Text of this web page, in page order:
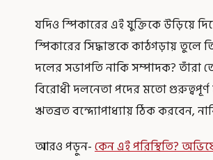
যদিও স্পিকারের এই যুক্তিকে উড়িয়ে
স্পিকারের সিদ্ধান্তকে কাঠগড়ায়
দলের সভাপতি নাকি সম্পাদক? তাঁরা
বিরোধী দলনেতা পদের মতো গুরুত্বপূর্ণ
ঋতব্রত বন্দ্যোপাধ্যায় ঠিক করবেন,
আরও পড়ুন-কেন এই পরিস্থিতি?